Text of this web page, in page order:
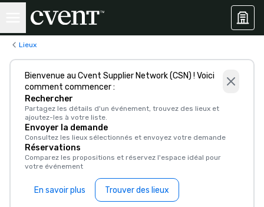
Lieux
Bienvenue au Cvent Supplier Network (CSN) ! Voici
comment commencer :
Rechercher
Partagez les détails d'un événement, trouvez des lieux et
ajoutez-les à votre liste.
Envoyer la demande
Consultez les lieux sélectionnés et envoyez votre demande
Réservations
Comparez les propositions et réservez l'espace idéal pour
votre événement
En savoir plus Trouver des lieux